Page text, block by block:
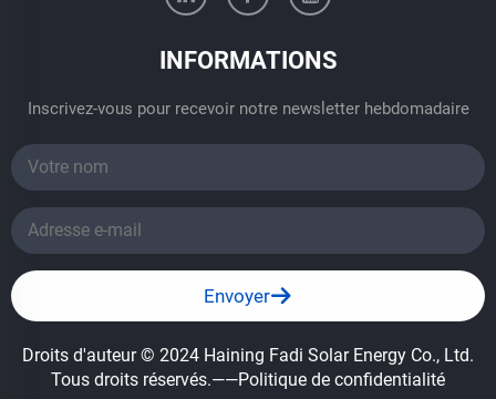
INFORMATIONS
Inscrivez-vous pour recevoir notre newsletter hebdomadaire
Envoyer
Droits d'auteur © 2024 Haining Fadi Solar Energy Co., Ltd.
Tous droits réservés.——Politique de confidentialité